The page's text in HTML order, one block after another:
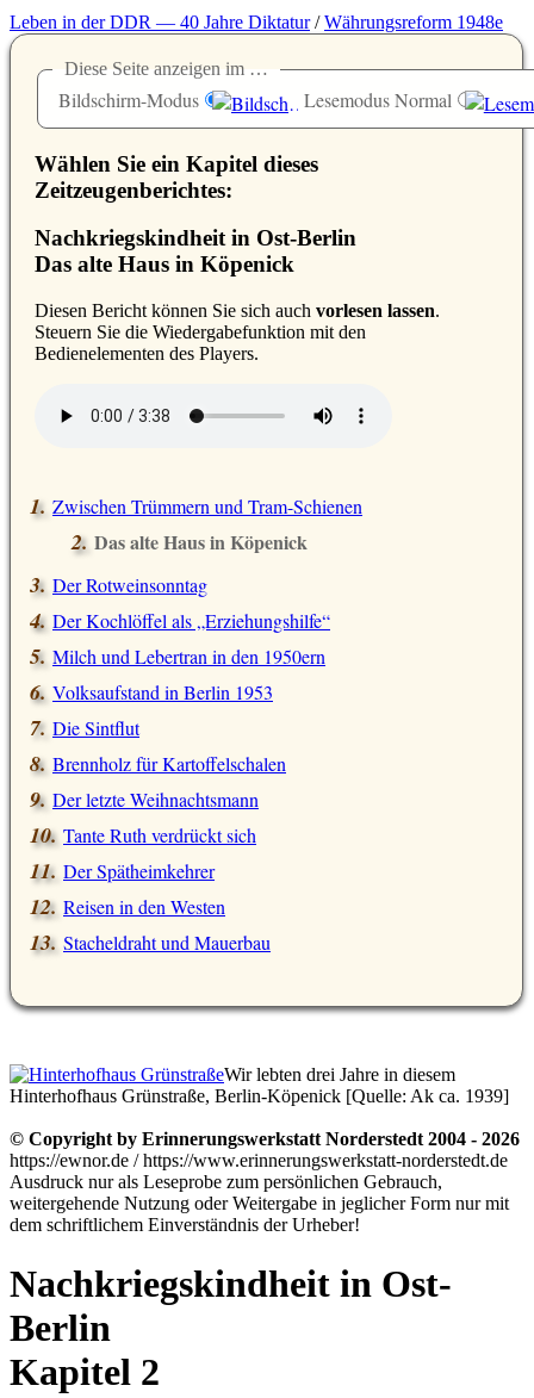
Leben in der DDR — 40 Jahre Diktatur/Währungsreform 1948e
Diese Seite anzeigen im …
Bildschirm-Modus Lesemodus Normal
Wählen Sie ein Kapitel dieses
Zeitzeugenberichtes:
Nachkriegskindheit in Ost-Berlin
Das alte Haus in Köpenick
Diesen Bericht können Sie sich auch vorlesen lassen.
Steuern Sie die Wiedergabefunktion mit den
Bedienelementen des Players.
Zwischen Trümmern und Tram-Schienen
Das alte Haus in Köpenick
Der Rotweinsonntag
Der Kochlöffel als „Erziehungshilfe“
Milch und Lebertran in den 1950ern
Volksaufstand in Berlin 1953
Die Sintflut
Brennholz für Kartoffelschalen
Der letzte Weihnachtsmann
Tante Ruth verdrückt sich
Der Spätheimkehrer
Reisen in den Westen
Stacheldraht und Mauerbau
Wir lebten drei Jahre in diesem
Hinterhofhaus Grünstraße, Berlin-Köpenick [Quelle: Ak ca. 1939]
© Copyright by Erinnerungswerkstatt Norderstedt 2004 - 2026
https://ewnor.de / https://www.erinnerungswerkstatt-norderstedt.de
Ausdruck nur als Leseprobe zum persönlichen Gebrauch,
weitergehende Nutzung oder Weitergabe in jeglicher Form nur mit
dem schriftlichem Einverständnis der Urheber!
Nachkriegskindheit in Ost-
Berlin
Kapitel 2